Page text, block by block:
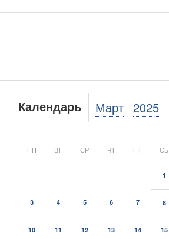
Календарь Март 2025
ПН ВТ СР ЧТ ПТ СБ
1
3 4 5 6 7 8
10 11 12 13 14 15